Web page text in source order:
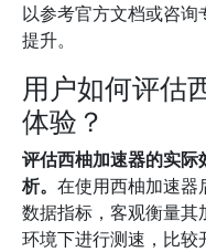
以参考官方文档或咨
提升。
用户如何评估
体验？
评估西柚加速器的实
析。 在使用西柚加速器
数据指标，客观衡量
环境下进行测速，比较